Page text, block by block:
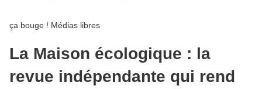
ça bouge ! Médias libres
La Maison écologique : la
revue indépendante qui rend